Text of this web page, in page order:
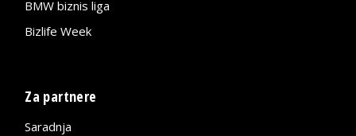
BMW biznis liga
Bizlife Week
Za partnere
Saradnja